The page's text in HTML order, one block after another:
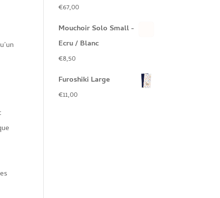
€67,00
Mouchoir Solo Small -
Ecru / Blanc
€8,50
Furoshiki Large
€11,00